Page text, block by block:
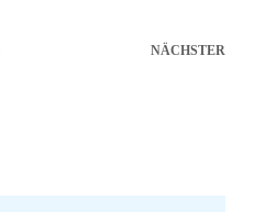
NÄCHSTER